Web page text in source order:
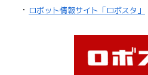
・ ロボット情報サイト「ロボスタ」